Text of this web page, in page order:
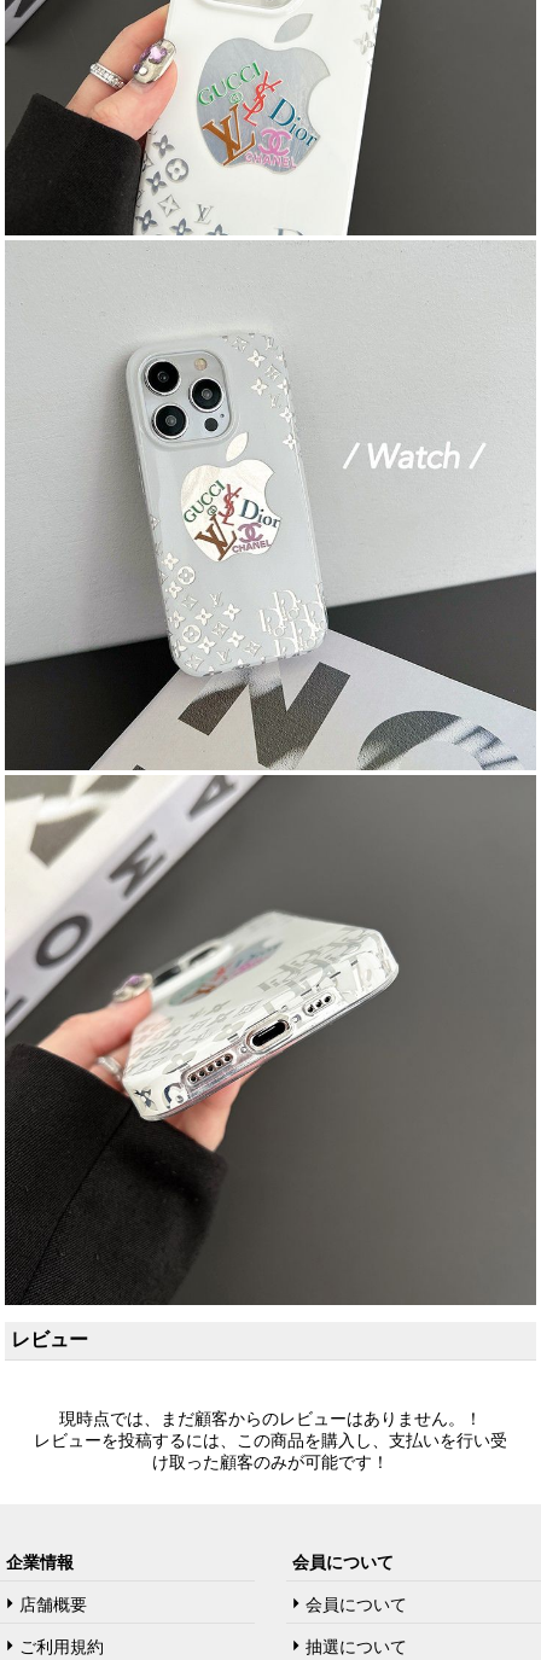
レビュー
現時点では、まだ顧客からのレビューはありません。！
レビューを投稿するには、この商品を購入し、支払いを行い受
け取った顧客のみが可能です！
企業情報
店舗概要
ご利用規約
会員について
会員について
抽選について